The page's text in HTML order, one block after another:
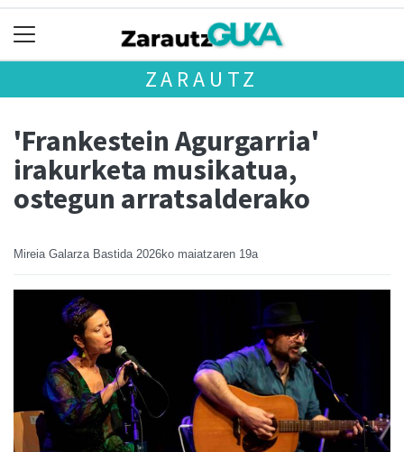
ZARAUTZ
'Frankestein Agurgarria'
irakurketa musikatua,
ostegun arratsalderako
Mireia Galarza Bastida 2026ko maiatzaren 19a